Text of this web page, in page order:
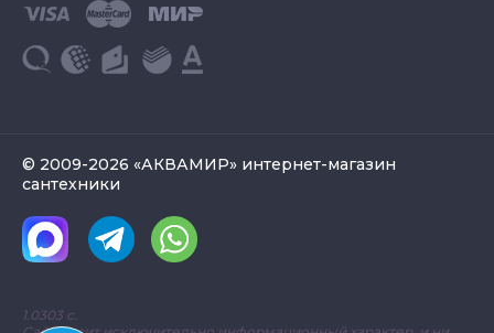
© 2009-2026 «АКВАМИР» интернет-магазин
сантехники
1.0303 с.